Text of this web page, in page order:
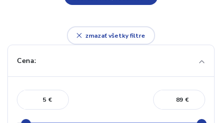
Cena:
€ €
zmazať všetky filtre